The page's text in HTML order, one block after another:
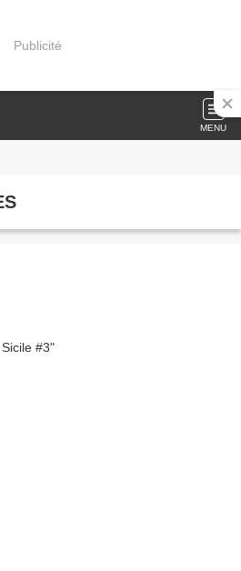
Publicité
MENU